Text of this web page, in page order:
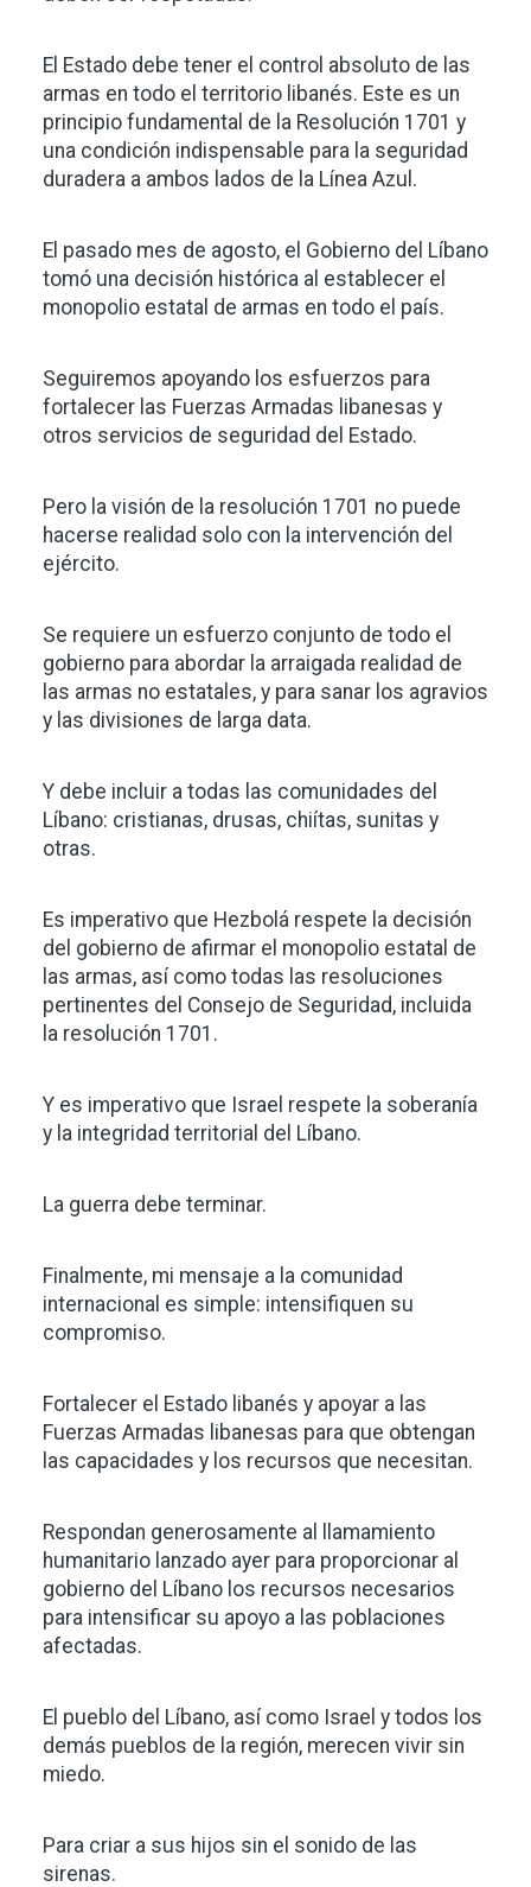
El Estado debe tener el control absoluto de las
armas en todo el territorio libanés. Este es un
principio fundamental de la Resolución 1701 y
una condición indispensable para la seguridad
duradera a ambos lados de la Línea Azul.
El pasado mes de agosto, el Gobierno del Líbano
tomó una decisión histórica al establecer el
monopolio estatal de armas en todo el país.
Seguiremos apoyando los esfuerzos para
fortalecer las Fuerzas Armadas libanesas y
otros servicios de seguridad del Estado.
Pero la visión de la resolución 1701 no puede
hacerse realidad solo con la intervención del
ejército.
Se requiere un esfuerzo conjunto de todo el
gobierno para abordar la arraigada realidad de
las armas no estatales, y para sanar los agravios
y las divisiones de larga data.
Y debe incluir a todas las comunidades del
Líbano: cristianas, drusas, chiítas, sunitas y
otras.
Es imperativo que Hezbolá respete la decisión
del gobierno de afirmar el monopolio estatal de
las armas, así como todas las resoluciones
pertinentes del Consejo de Seguridad, incluida
la resolución 1701.
Y es imperativo que Israel respete la soberanía
y la integridad territorial del Líbano.
La guerra debe terminar.
Finalmente, mi mensaje a la comunidad
internacional es simple: intensifiquen su
compromiso.
Fortalecer el Estado libanés y apoyar a las
Fuerzas Armadas libanesas para que obtengan
las capacidades y los recursos que necesitan.
Respondan generosamente al llamamiento
humanitario lanzado ayer para proporcionar al
gobierno del Líbano los recursos necesarios
para intensificar su apoyo a las poblaciones
afectadas.
El pueblo del Líbano, así como Israel y todos los
demás pueblos de la región, merecen vivir sin
miedo.
Para criar a sus hijos sin el sonido de las
sirenas.